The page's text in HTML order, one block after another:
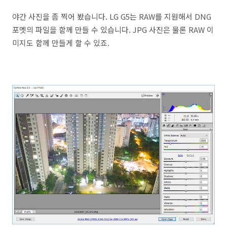
야간 사진을 좀 찍어 봤습니다. LG G5는 RAW를 지원해서 DNG
포멧의 파일을 함께 만들 수 있습니다. JPG 사진은 물론 RAW 이
미지도 함께 만들게 할 수 있죠.